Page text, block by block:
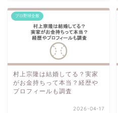
プロ野球全般
村上宗隆は結婚してる？実家
がお金持ちって本当？経歴や
プロフィールも調査
2026-04-17